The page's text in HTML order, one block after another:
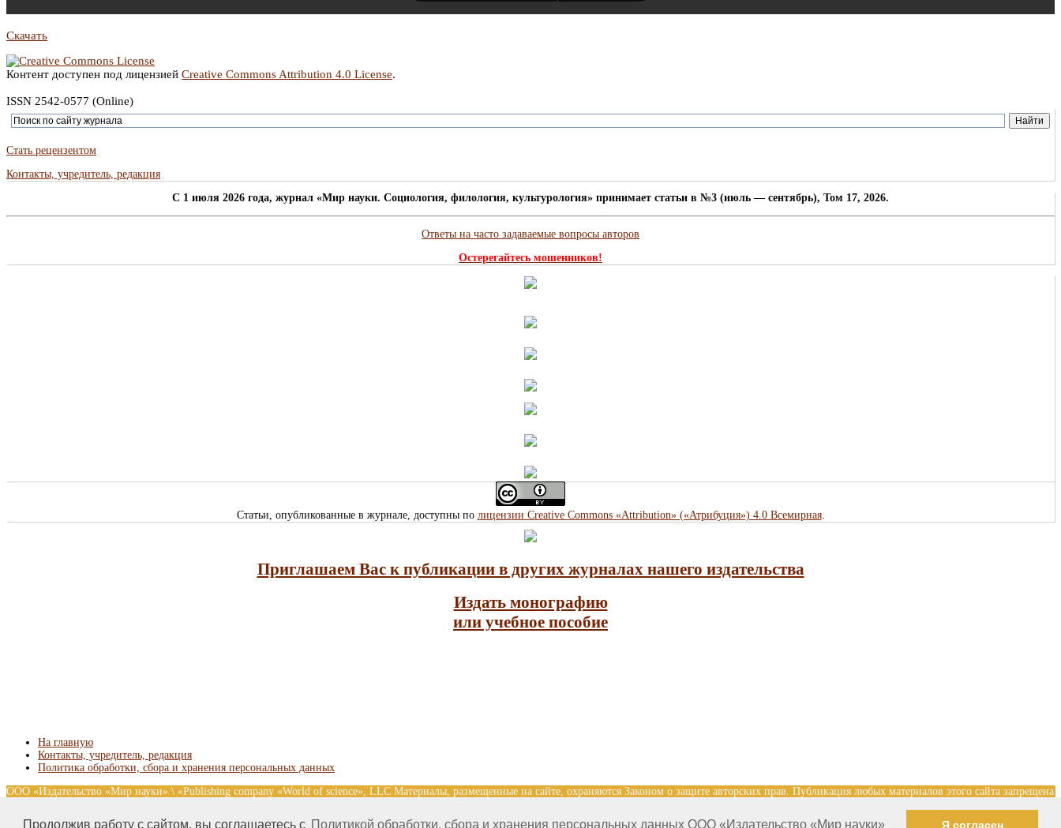
Продолжив работу с сайтом, вы соглашаетесь с Политикой обработки, сбора и хранения персональных данных ООО «Издательство «Мир науки» Я согласен
Скачать
Контент доступен под лицензией Creative Commons Attribution 4.0 License.
ISSN 2542-0577 (Online)
Стать рецензентом
Контакты, учредитель, редакция
C 1 июля 2026 года, журнал «Мир науки. Социология, филология, культурология» принимает статьи в №3 (июль — сентябрь), Том 17, 2026.
Ответы на часто задаваемые вопросы авторов
Остерегайтесь мошенников!
Статьи, опубликованные в журнале, доступны по лицензии Creative Commons «Attribution» («Атрибуция») 4.0 Всемирная.
Приглашаем Вас к публикации в других журналах нашего издательства
Издать монографию
или учебное пособие
На главную
Контакты, учредитель, редакция
Политика обработки, сбора и хранения персональных данных
ООО «Издательство «Мир науки» \ «Publishing company «World of science», LLC Материалы, размещенные на сайте, охраняются Законом о защите авторских прав. Публикация любых материалов этого сайта запрещена